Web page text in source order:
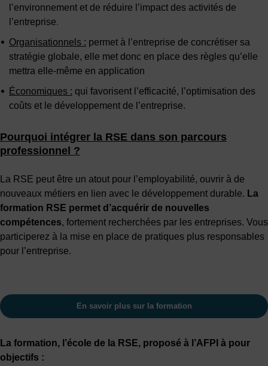
l’environnement et de réduire l’impact des activités de
l’entreprise.
Organisationnels : permet à l’entreprise de concrétiser sa
stratégie globale, elle met donc en place des règles qu’elle
mettra elle-même en application
Économiques : qui favorisent l’efficacité, l’optimisation des
coûts et le développement de l’entreprise.
Pourquoi intégrer la RSE dans son parcours
professionnel ?
La RSE peut être un atout pour l’employabilité, ouvrir à de
nouveaux métiers en lien avec le développement durable. La
formation RSE permet d’acquérir de nouvelles
compétences, fortement recherchées par les entreprises. Vous
participerez à la mise en place de pratiques plus responsables
pour l’entreprise.
En savoir plus sur la formation
La formation, l’école de la RSE, proposé à l’AFPI à pour
objectifs :